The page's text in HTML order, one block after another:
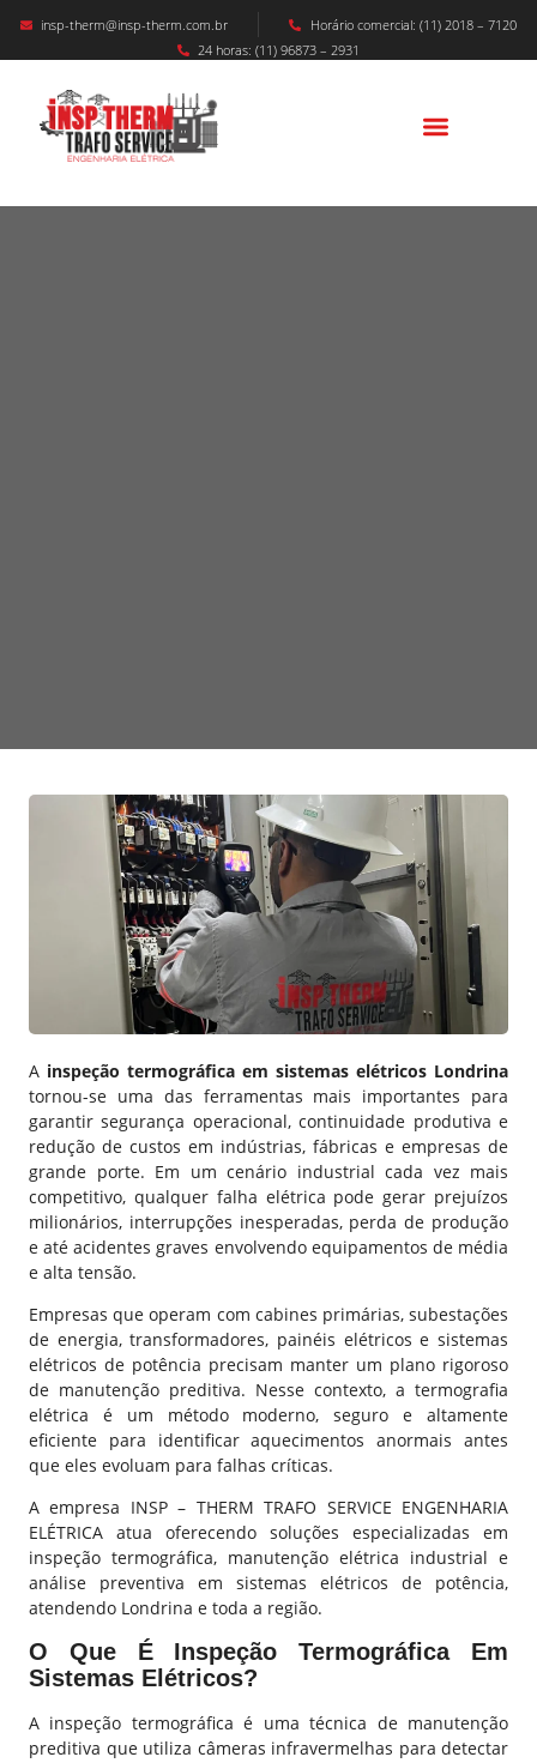
insp-therm@insp-therm.com.br
Horário comercial: (11) 2018 – 7120
24 horas: (11) 96873 – 2931
A inspeção termográfica em sistemas elétricos Londrina
tornou-se uma das ferramentas mais importantes para
garantir segurança operacional, continuidade produtiva e
redução de custos em indústrias, fábricas e empresas de
grande porte. Em um cenário industrial cada vez mais
competitivo, qualquer falha elétrica pode gerar prejuízos
milionários, interrupções inesperadas, perda de produção
e até acidentes graves envolvendo equipamentos de média
e alta tensão.
Empresas que operam com cabines primárias, subestações
de energia, transformadores, painéis elétricos e sistemas
elétricos de potência precisam manter um plano rigoroso
de manutenção preditiva. Nesse contexto, a termografia
elétrica é um método moderno, seguro e altamente
eficiente para identificar aquecimentos anormais antes
que eles evoluam para falhas críticas.
A empresa INSP – THERM TRAFO SERVICE ENGENHARIA
ELÉTRICA atua oferecendo soluções especializadas em
inspeção termográfica, manutenção elétrica industrial e
análise preventiva em sistemas elétricos de potência,
atendendo Londrina e toda a região.
O Que É Inspeção Termográfica Em
Sistemas Elétricos?
A inspeção termográfica é uma técnica de manutenção
preditiva que utiliza câmeras infravermelhas para detectar